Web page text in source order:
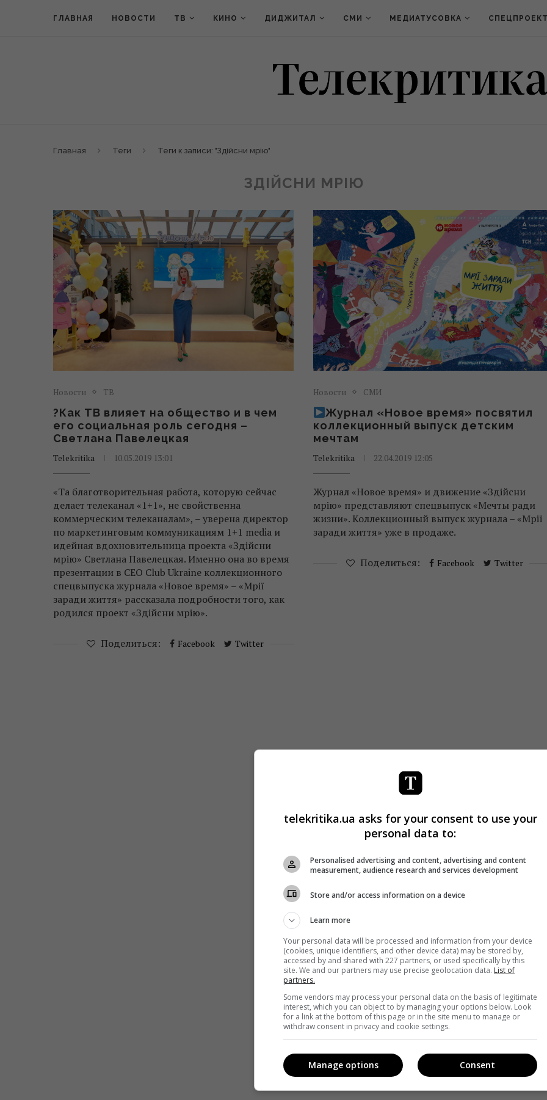
ГЛАВНАЯ НОВОСТИ ТВ КИНО ДИДЖИТАЛ СМИ МЕДИАТУСОВКА
Главная Теги Теги к записи: "Здійсни мрію"
ЗДІЙСНИ МРІЮ
Новости ТВ
?Как ТВ влияет на общество и в чем
его социальная роль сегодня –
Светлана Павелецкая
Telekritika 10.05.2019 13:01
«Та благотворительная работа, которую сейчас
делает телеканал «1+1», не свойственна
коммерческим телеканалам», – уверена директор
по маркетинговым коммуникациям 1+1 media и
идейная вдохновительница проекта «Здійсни
мрію» Светлана Павелецкая. Именно она во время
презентации в CEO Club Ukraine коллекционного
спецвыпуска журнала «Новое время» – «Мрії
заради життя» рассказала подробности того, как
родился проект «Здійсни мрію».
Поделиться: Facebook Twitter
Новости СМИ
Журнал «Новое время» посвятил
коллекционный выпуск детским
мечтам
Telekritika 22.04.2019 12:05
Журнал «Новое время» и движение «Здійсни
мрію» представляют спецвыпуск «Мечты ради
жизни». Коллекционный выпуск журнала – «Мрії
заради життя» уже в продаже.
Поделиться: Facebook Twitter
telekritika.ua asks for your consent to use your
personal data to:
Personalised advertising and content, advertising and content
measurement, audience research and services development
Store and/or access information on a device
Learn more
Your personal data will be processed and information from your device
(cookies, unique identifiers, and other device data) may be stored by,
accessed by and shared with 227 partners, or used specifically by this
site. We and our partners may use precise geolocation data. List of
partners.
Some vendors may process your personal data on the basis of legitimate
interest, which you can object to by managing your options below. Look
for a link at the bottom of this page or in the site menu to manage or
withdraw consent in privacy and cookie settings.
Consent
Manage options